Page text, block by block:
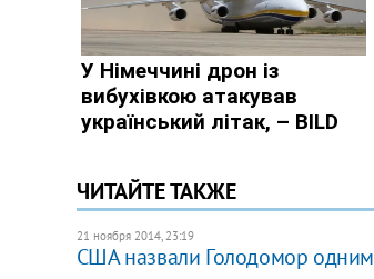
ЧИТАЙТЕ ТАКЖЕ
21 ноября 2014, 23:19
США назвали Голодомор